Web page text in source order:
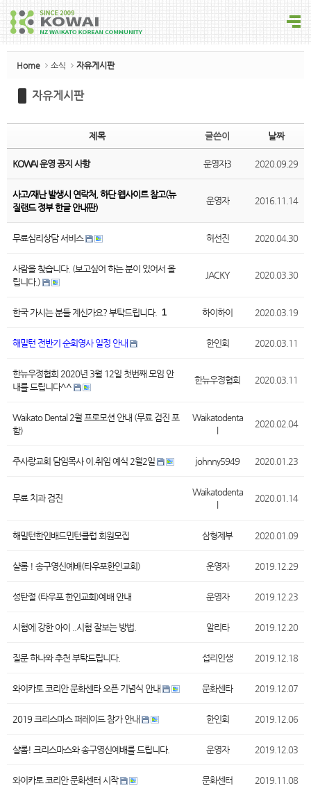
Home 소식 자유게시판
자유게시판
제목 글쓴이 날짜
KOWAI 운영 공지 사항 운영자3 2020.09.29
사고/재난 발생시 연락처, 하단 웹사이트 참고(뉴
질랜드 정부 한글 안내판)
운영자 2016.11.14
무료심리상담 서비스 허선진 2020.04.30
사람을 찾습니다. (보고싶어 하는 분이 있어서 올
립니다.)
JACKY 2020.03.30
한국 가시는 분들 계신가요? 부탁드립니다. 1 하이하이 2020.03.19
해밀턴 전반기 순회영사 일정 안내 한인회 2020.03.11
한뉴우정협회 2020년 3월 12일 첫번째 모임 안
내를 드립니다^^
한뉴우정협회 2020.03.11
Waikato Dental 2월 프로모션 안내 (무료 검진 포
함)
Waikatodenta
2020.02.04
주사랑교회 담임목사 이.취임 예식 2월2일 johnny5949 2020.01.23
무료 치과 검진
Waikatodenta
2020.01.14
해밀턴한인배드민턴클럽 회원모집 삼형제부 2020.01.09
샬롬 ! 송구영신예배(타우포한인교회) 운영자 2019.12.29
성탄절 (타우포 한인교회)예배 안내 운영자 2019.12.23
시험에 강한 아이 ..시험 잘보는 방법. 알리타 2019.12.20
질문 하나와 추천 부탁드립니다. 섭리인생 2019.12.18
와이카토 코리안 문화센타 오픈 기념식 안내 문화센타 2019.12.07
2019 크리스마스 퍼레이드 참가 안내 한인회 2019.12.06
샬롬! 크리스마스와 송구영신예배를 드립니다. 운영자 2019.12.03
와이카토 코리안 문화센터 시작 문화센터 2019.11.08
Sketchbook5, 스케치북5
Sketchbook5, 스케치북5